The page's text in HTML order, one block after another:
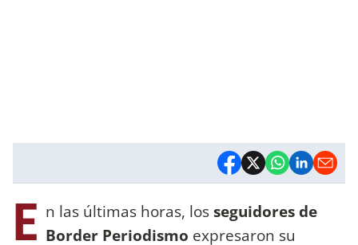
E n las últimas horas, losseguidores de
Border Periodismo expresaron su